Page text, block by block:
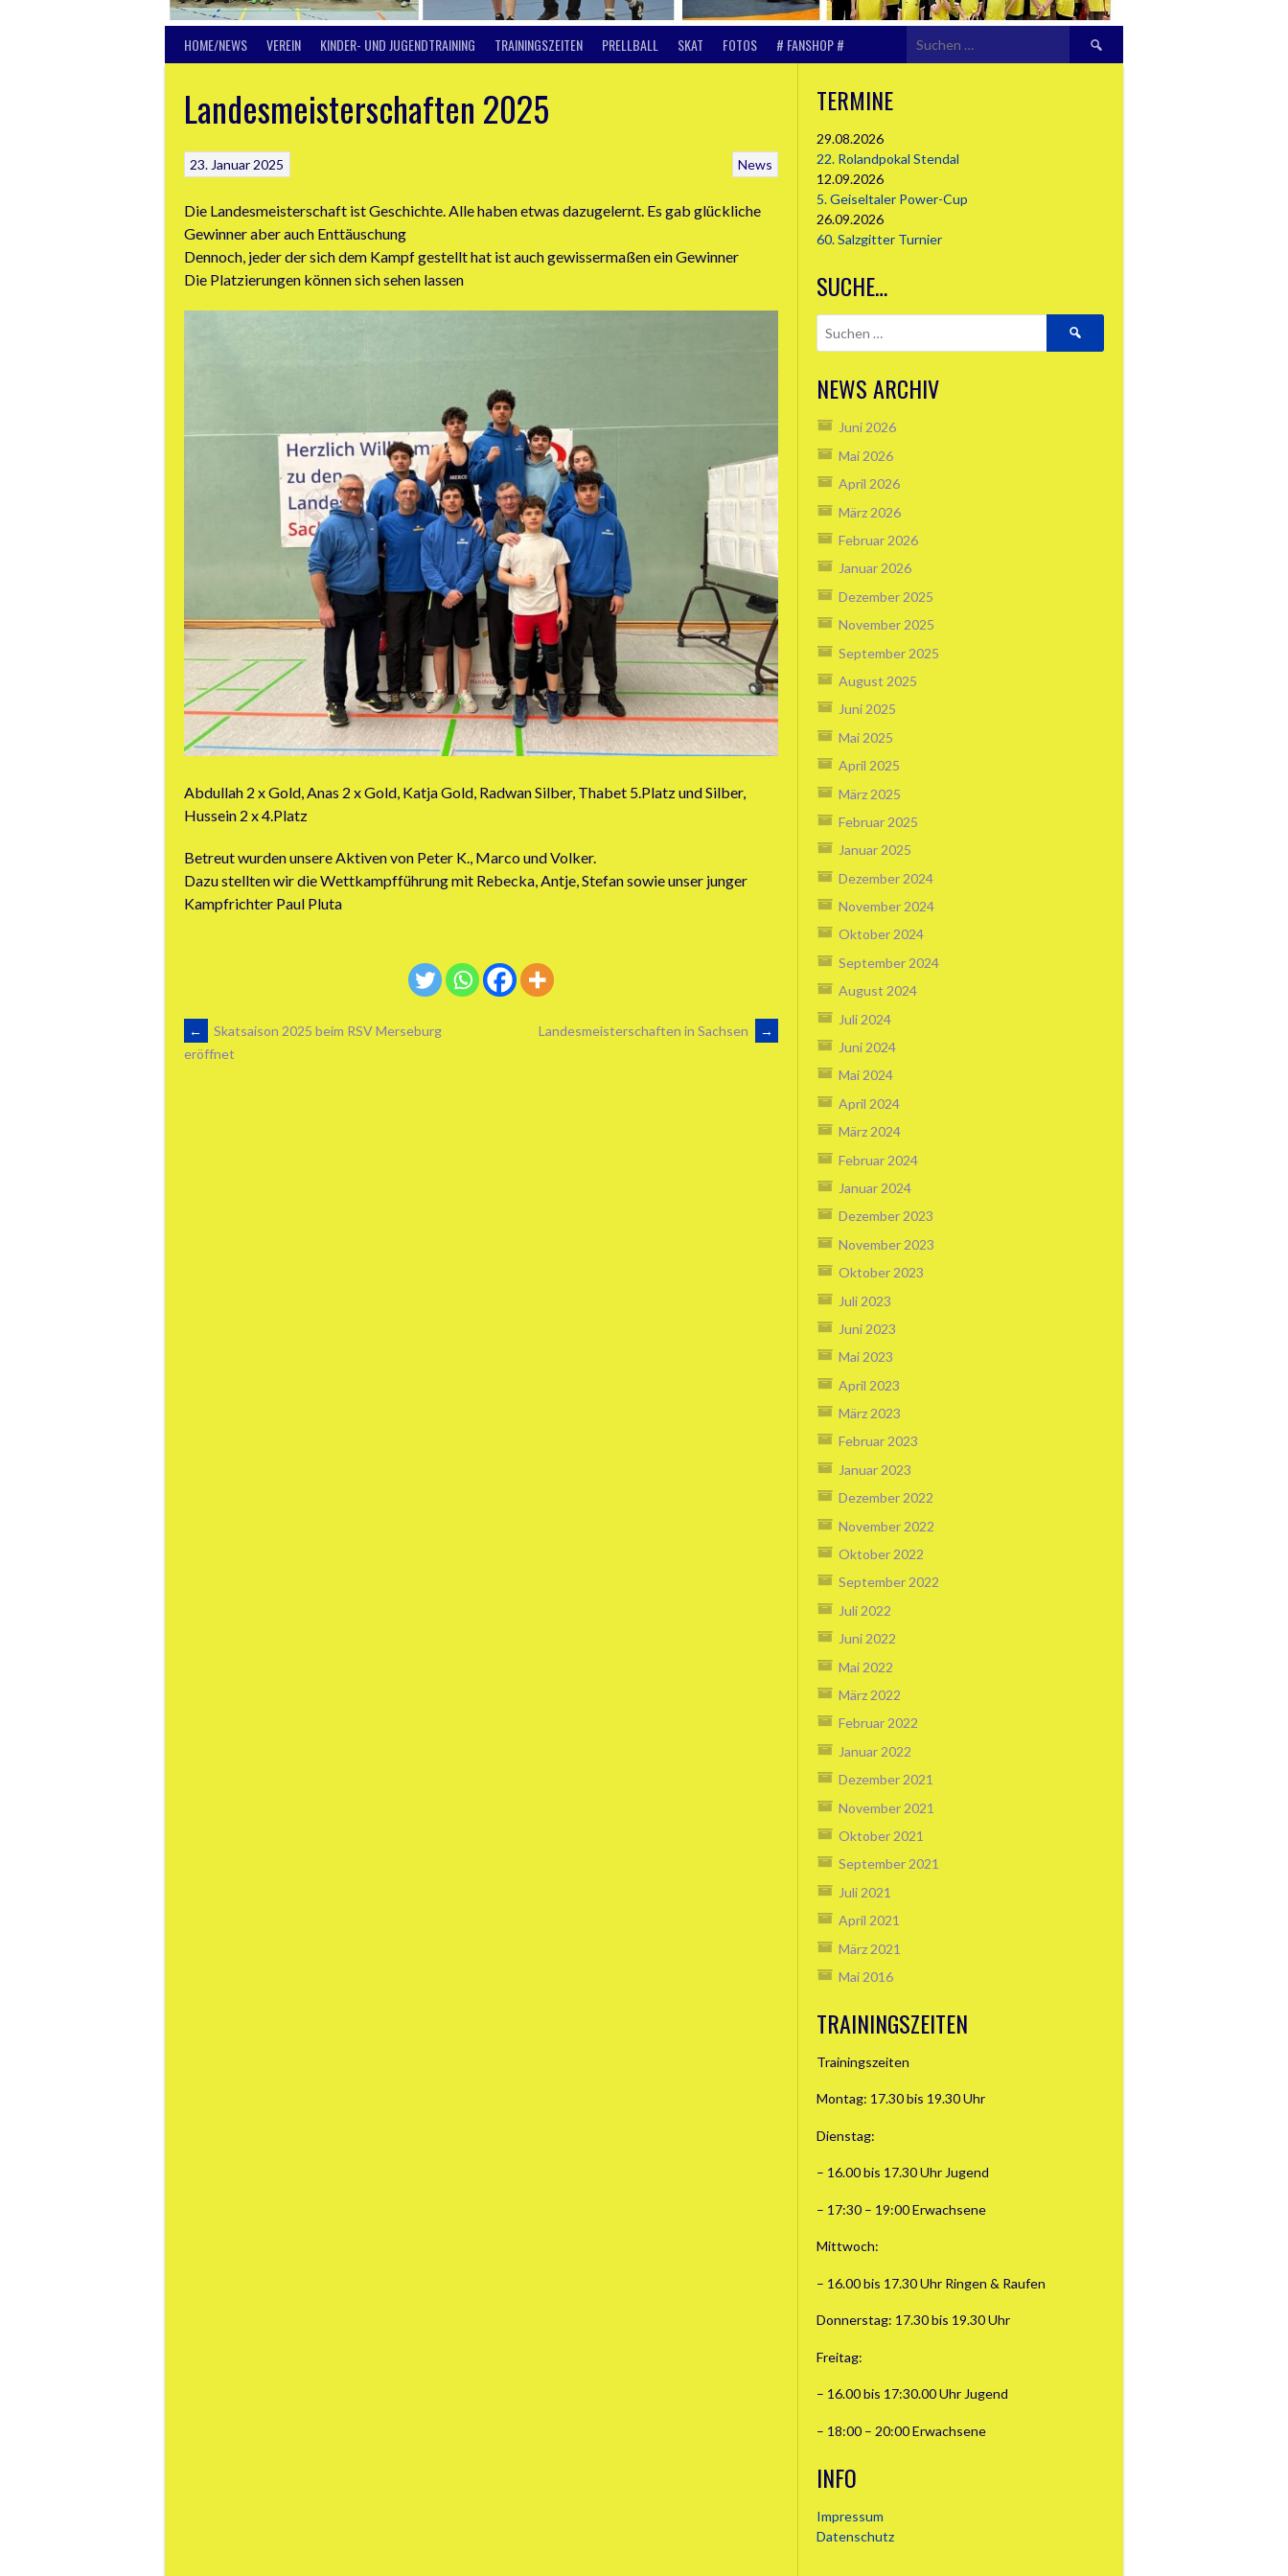
HOME/NEWS VEREIN KINDER- UND JUGENDTRAINING TRAININGSZEITEN PRELLBALL SKAT FOTOS # FANSHOP #
Suchen
nach:
Landesmeisterschaften 2025
News
23. Januar 2025
Die Landesmeisterschaft ist Geschichte. Alle haben etwas dazugelernt. Es gab glückliche
Gewinner aber auch Enttäuschung
Dennoch, jeder der sich dem Kampf gestellt hat ist auch gewissermaßen ein Gewinner
Die Platzierungen können sich sehen lassen
Abdullah 2 x Gold, Anas 2 x Gold, Katja Gold, Radwan Silber, Thabet 5.Platz und Silber,
Hussein 2 x 4.Platz
Betreut wurden unsere Aktiven von Peter K., Marco und Volker.
Dazu stellten wir die Wettkampfführung mit Rebecka, Antje, Stefan sowie unser junger
Kampfrichter Paul Pluta
ARTIKEL-
←
Skatsaison 2025 beim RSV Merseburg
eröffnet
Landesmeisterschaften in Sachsen →
TERMINE
29.08.2026
22. Rolandpokal Stendal
12.09.2026
5. Geiseltaler Power-Cup
26.09.2026
60. Salzgitter Turnier
SUCHE…
Suchen
NEWS ARCHIV
Juni 2026
Mai 2026
April 2026
März 2026
Februar 2026
Januar 2026
Dezember 2025
November 2025
September 2025
August 2025
Juni 2025
Mai 2025
April 2025
März 2025
Februar 2025
Januar 2025
Dezember 2024
November 2024
Oktober 2024
September 2024
August 2024
Juli 2024
Juni 2024
Mai 2024
April 2024
März 2024
Februar 2024
Januar 2024
Dezember 2023
November 2023
Oktober 2023
Juli 2023
Juni 2023
Mai 2023
April 2023
März 2023
Februar 2023
Januar 2023
Dezember 2022
November 2022
Oktober 2022
September 2022
Juli 2022
Juni 2022
Mai 2022
März 2022
Februar 2022
Januar 2022
Dezember 2021
November 2021
Oktober 2021
September 2021
Juli 2021
April 2021
März 2021
Mai 2016
TRAININGSZEITEN
Trainingszeiten
Montag: 17.30 bis 19.30 Uhr
Dienstag:
– 16.00 bis 17.30 Uhr Jugend
– 17:30 – 19:00 Erwachsene
Mittwoch:
– 16.00 bis 17.30 Uhr Ringen & Raufen
Donnerstag: 17.30 bis 19.30 Uhr
Freitag:
– 16.00 bis 17:30.00 Uhr Jugend
– 18:00 – 20:00 Erwachsene
INFO
Impressum
Datenschutz